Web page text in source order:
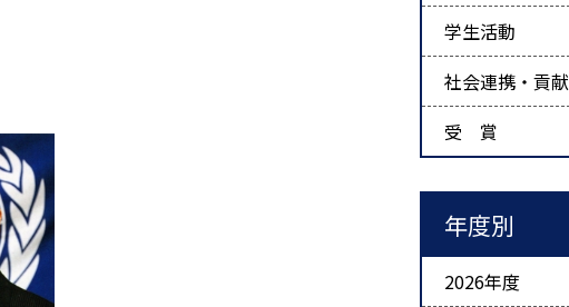
学生活動
社会連携・貢献
受 賞
年度別
2026年度